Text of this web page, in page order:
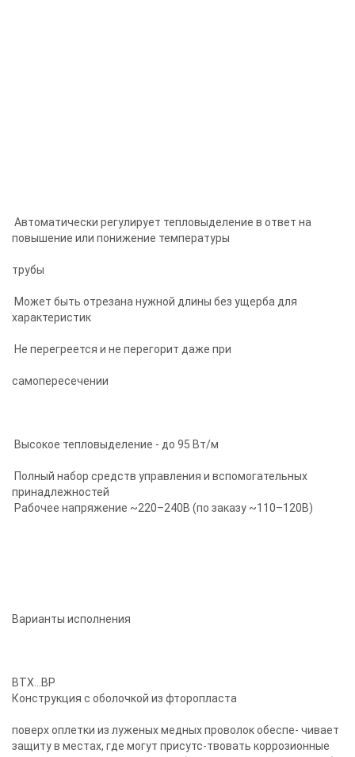
Автоматически регулирует тепловыделение в ответ на
повышение или понижение температуры
трубы
Может быть отрезана нужной длины без ущерба для
характеристик
Не перегреется и не перегорит даже при
самопересечении
Высокое тепловыделение - до 95 Вт/м
Полный набор средств управления и вспомогательных
принадлежностей
Рабочее напряжение ~220–240В (по заказу ~110–120В)
Варианты исполнения
ВТХ...BP
Конструкция с оболочкой из фторопласта
поверх оплетки из луженых медных проволок обеспе- чивает
защиту в местах, где могут присутс-твовать коррозионные